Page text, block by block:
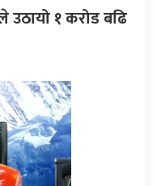
१ करोड बढि